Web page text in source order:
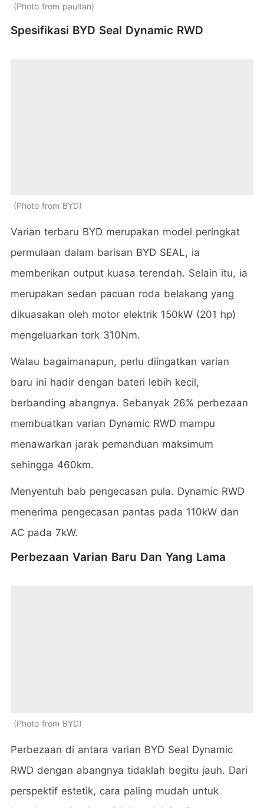
Photo from paultan
Spesifikasi BYD Seal Dynamic RWD
Photo from BYD
Varian terbaru BYD merupakan model peringkat
permulaan dalam barisan BYD SEAL, ia
memberikan output kuasa terendah. Selain itu, ia
merupakan sedan pacuan roda belakang yang
dikuasakan oleh motor elektrik 150kW (201 hp)
mengeluarkan tork 310Nm.
Walau bagaimanapun, perlu diingatkan varian
baru ini hadir dengan bateri lebih kecil,
berbanding abangnya. Sebanyak 26% perbezaan
membuatkan varian Dynamic RWD mampu
menawarkan jarak pemanduan maksimum
sehingga 460km.
Menyentuh bab pengecasan pula. Dynamic RWD
menerima pengecasan pantas pada 110kW dan
AC pada 7kW.
Perbezaan Varian Baru Dan Yang Lama
Photo from BYD
Perbezaan di antara varian BYD Seal Dynamic
RWD dengan abangnya tidaklah begitu jauh. Dari
perspektif estetik, cara paling mudah untuk